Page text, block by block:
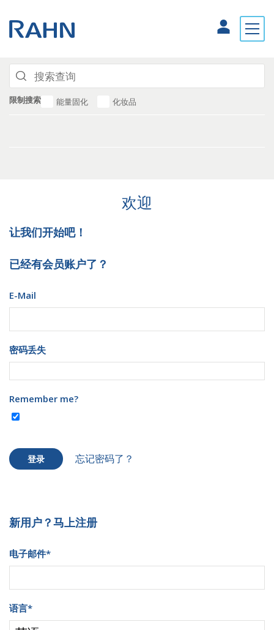
限制搜索 能量固化 化妆品
欢迎
让我们开始吧！
已经有会员账户了？
E-Mail
密码丢失
Remember me?
登录 忘记密码了？
新用户？马上注册
电子邮件*
语言*